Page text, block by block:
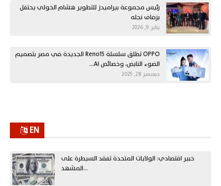
رئيس مجموعة بيراميدز للتطوير هشام الخولي يحتفل
بزفاف نجله
يناير 9, 2026
OPPO تطلق سلسلة Reno15 الجديدة في مصر بتصميم
الضوء النابض، وخصائص AI…
ديسمبر 28, 2025
EN
خبير اقتصادي: الولايات المتحدة تفقد السيطرة على
المشهد…